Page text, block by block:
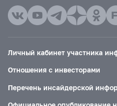
Личный кабинет участника
Отношения с инвесторами
Перечень инсайдерской